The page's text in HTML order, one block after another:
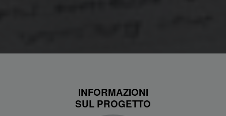
INFORMAZIONI
SUL PROGETTO